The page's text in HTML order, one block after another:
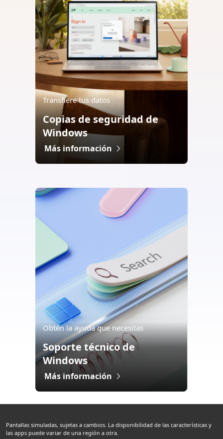
Transfiere tus datos
Copias de seguridad de
Windows
Más información
Obtén la ayuda que necesitas
Soporte técnico de
Windows
Más información
Pantallas simuladas, sujetas a cambios. La disponibilidad de las características y
las apps puede variar de una región a otra.